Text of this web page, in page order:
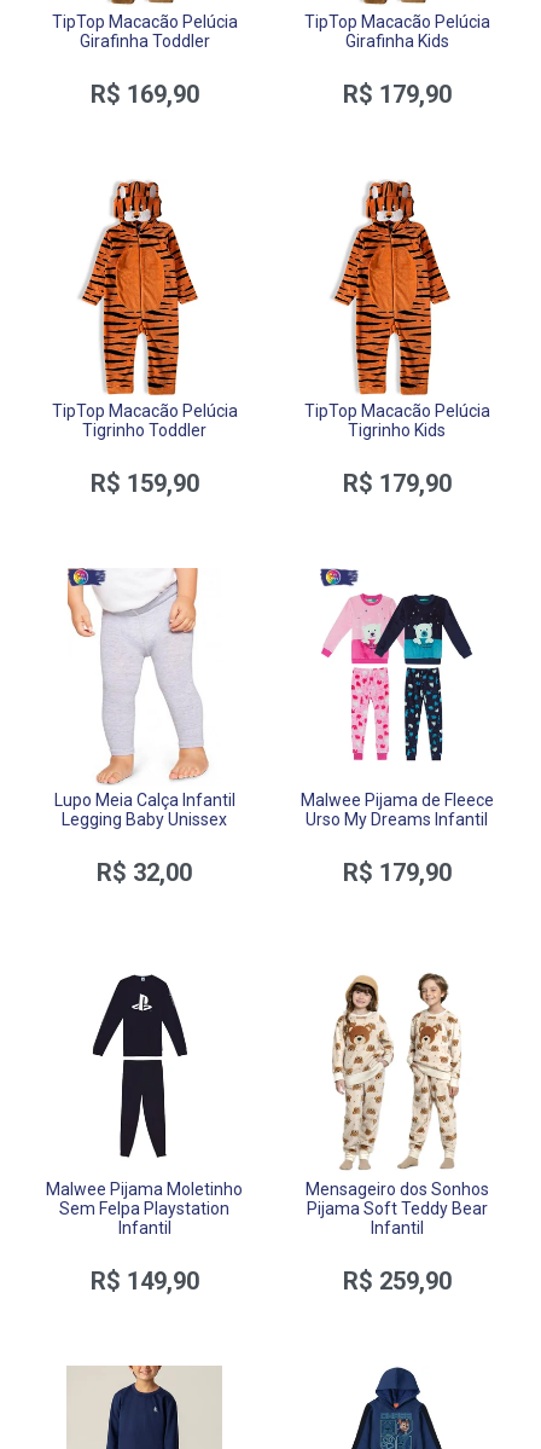
TipTop Macacão Pelúcia
Girafinha Toddler
R$ 169,90
TipTop Macacão Pelúcia
Girafinha Kids
R$ 179,90
TipTop Macacão Pelúcia
Tigrinho Toddler
R$ 159,90
TipTop Macacão Pelúcia
Tigrinho Kids
R$ 179,90
Lupo Meia Calça Infantil
Legging Baby Unissex
R$ 32,00
Malwee Pijama de Fleece
Urso My Dreams Infantil
R$ 179,90
Malwee Pijama Moletinho
Sem Felpa Playstation
Infantil
R$ 149,90
Mensageiro dos Sonhos
Pijama Soft Teddy Bear
Infantil
R$ 259,90